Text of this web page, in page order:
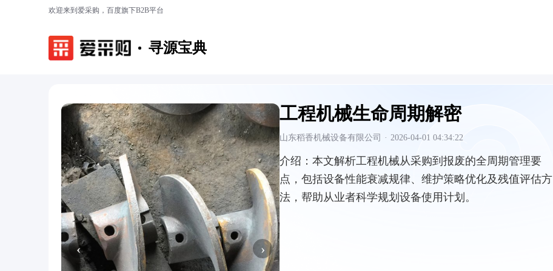
欢迎来到爱采购，百度旗下B2B平台
寻源宝典
‹ ›
工程机械生命周期解密
山东稻香机械设备有限公司 · 2026-04-01 04:34:22
介绍： 本文解析工程机械从采购到报废的全周期管理要
点，包括设备性能衰减规律、维护策略优化及残值评估方
法，帮助从业者科学规划设备使用计划。